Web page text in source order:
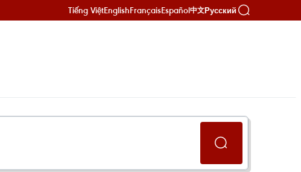
Tiếng ViệtEnglishFrançaisEspañol中文Русский